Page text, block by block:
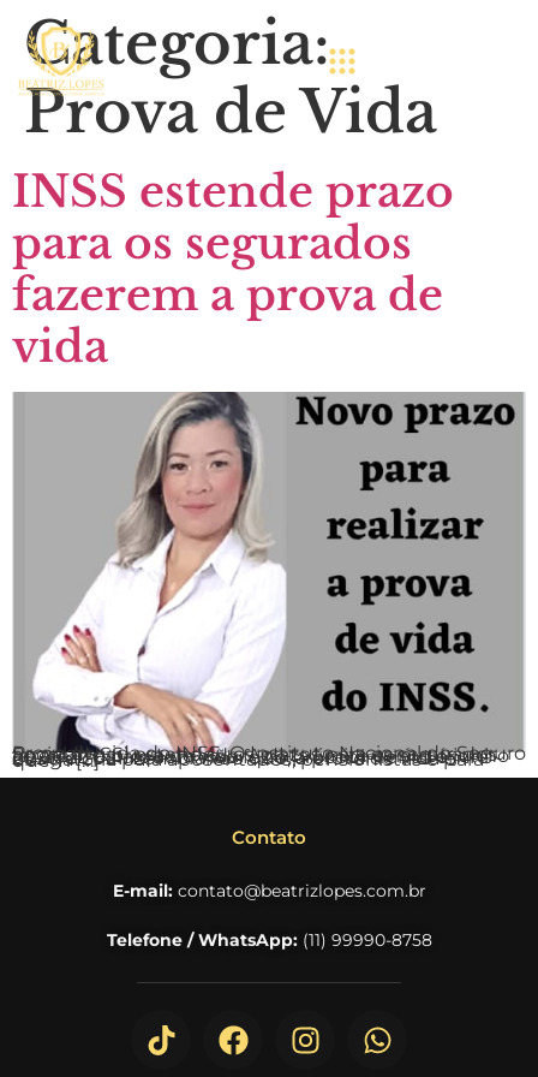
Categoria:
Prova de Vida
INSS estende prazo
para os segurados
fazerem a prova de
vida
Prova de vida do INSS. O Instituto Nacional do Seguro Social (INSS) estendeu os prazos para os segurados fazerem a prova de vida. A data limite será até junho de 2022 para quem não fez o procedimento entre 2020 e 2021. Lembrando que, a prova de vida é obrigatória para aposentados, pensionistas e para quem […]
Contato
E-mail: contato@beatrizlopes.com.br
Telefone / WhatsApp: (11) 99990-8758